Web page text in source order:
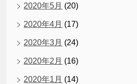
2020年5月 (20)
2020年4月 (17)
2020年3月 (24)
2020年2月 (16)
2020年1月 (14)